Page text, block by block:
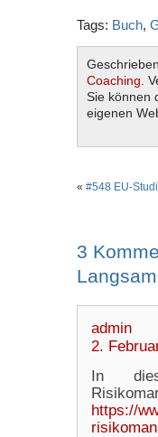
Tags: Buch,
Coaching .
Sie können
eigenen
« #548 EU-
3
admin
2.
In
https://